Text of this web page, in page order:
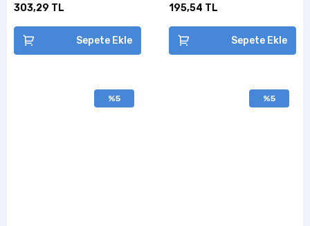
303,29 TL
Sepete Ekle
195,54 TL
Sepete Ekle
%5 %5